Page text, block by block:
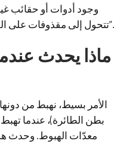
وجود أدوات أو حقائب
تتحول إلى مقذوفات على الفور حينما تحدث تلك الاضطرابات”.
بطن الطائرة)، عندما